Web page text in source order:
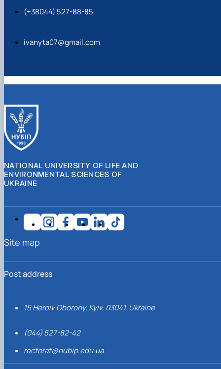
(+38044) 527-88-85
ivanyta07@gmail.com
NATIONAL UNIVERSITY OF LIFE AND
ENVIRONMENTAL SCIENCES OF
UKRAINE
Post address
15 Heroiv Oborony, Kyiv, 03041, Ukraine
(044) 527-82-42
rectorat@nubip.edu.ua
Site map